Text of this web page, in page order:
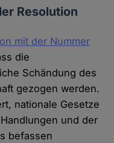
Resolution
mit der Nummer
die
Schändung des
gezogen werden.
nationale Gesetze
und der
befassen